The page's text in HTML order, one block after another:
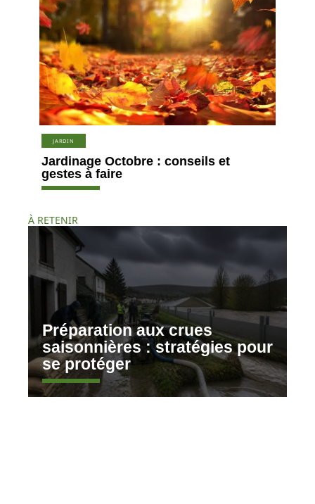
JARDIN
Jardinage Octobre : conseils et
gestes à faire
À RETENIR
Préparation aux crues
saisonnières : stratégies pour
se protéger